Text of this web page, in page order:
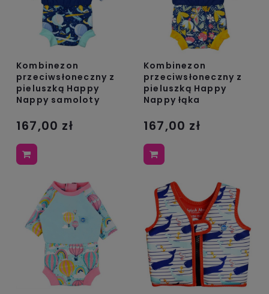
Kombinezon
przeciwsłoneczny z
pieluszką Happy
Nappy samoloty
167,00 zł
Kombinezon
przeciwsłoneczny z
pieluszką Happy
Nappy łąka
167,00 zł